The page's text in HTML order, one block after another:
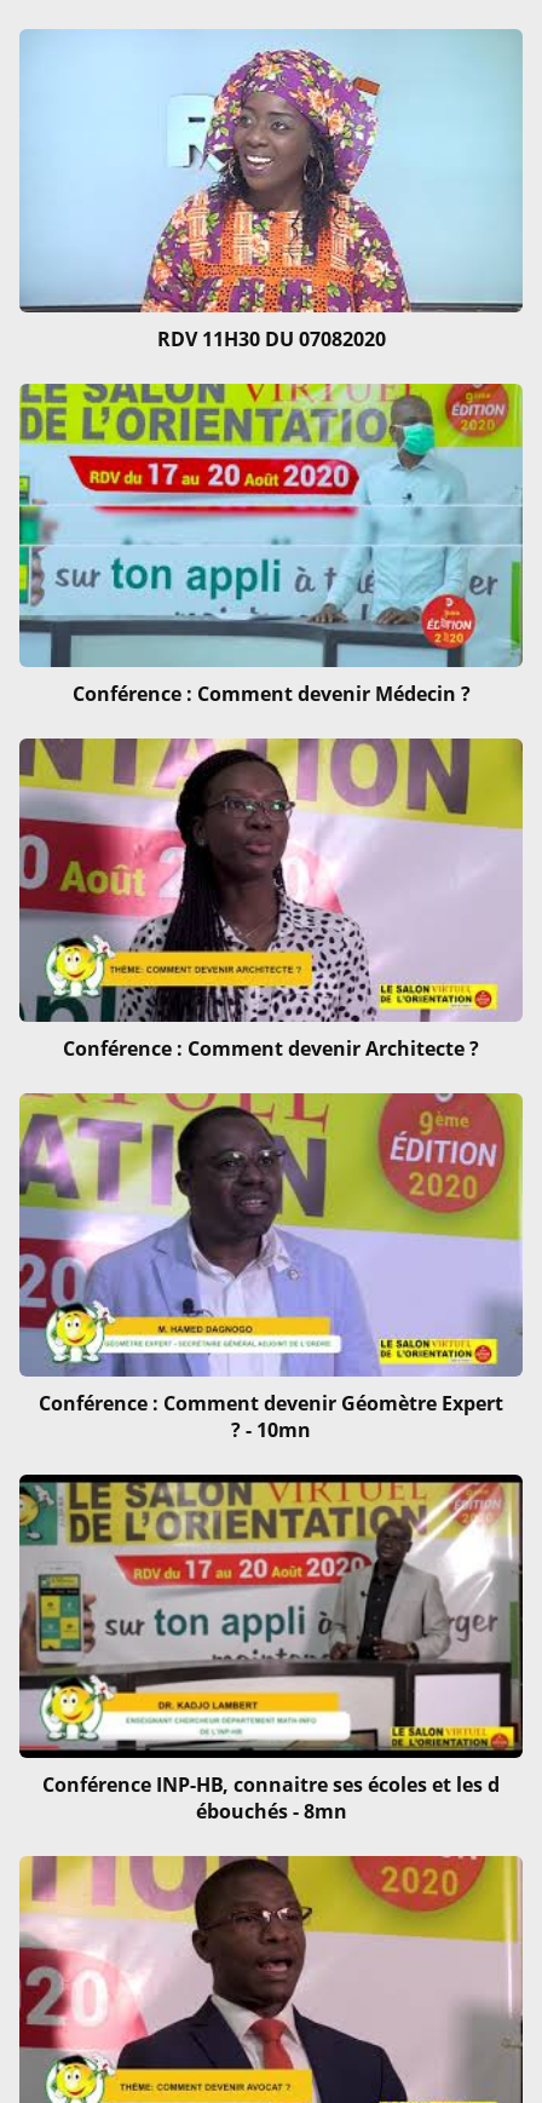
RDV 11H30 DU 07082020
Conférence : Comment devenir Médecin ?
Conférence : Comment devenir Architecte ?
Conférence : Comment devenir Géomètre Expert
? - 10mn
Conférence INP-HB, connaitre ses écoles et les d
ébouchés - 8mn